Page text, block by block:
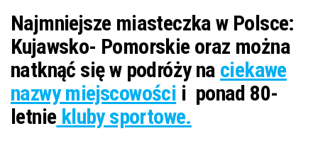
Najmniejsze miasteczka w Polsce:
Kujawsko- Pomorskie oraz można
natknąć się w podróży na ciekawe
nazwy miejscowości i ponad 80-
letniekluby sportowe.